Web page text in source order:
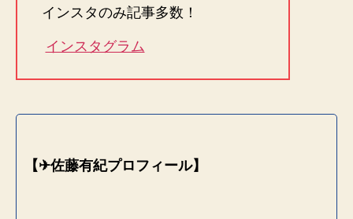
インスタのみ記事多数！
インスタグラム
【✈︎佐藤有紀プロフィール】